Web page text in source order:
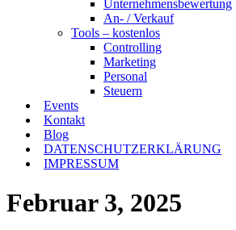
Unternehmensbewertung
An- / Verkauf
Tools – kostenlos
Controlling
Marketing
Personal
Steuern
Events
Kontakt
Blog
DATENSCHUTZERKLÄRUNG
IMPRESSUM
Februar 3, 2025